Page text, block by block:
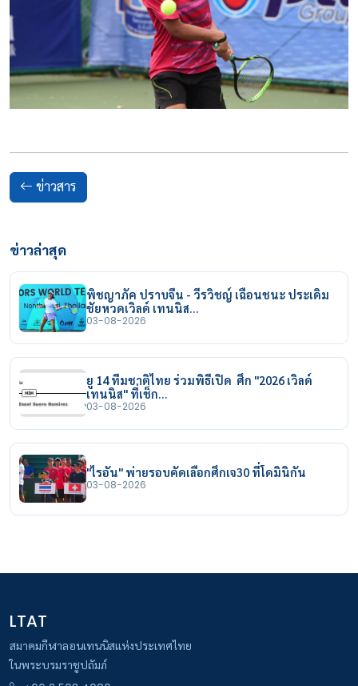
ข่าวสาร
ข่าวล่าสุด
พิชญาภัค ปราบจีน - วีรวิชญ์ เฉือนชนะ ประเดิม
ชัยหวดเวิลด์ เทนนิส…
03-08-2026
ยู 14 ทีมชาติไทย ร่วมพิธีเปิด ศึก "2026 เวิลด์
เทนนิส" ที่เช็ก…
03-08-2026
"ไรอัน" พ่ายรอบคัดเลือกศึกเจ30 ที่โดมินิกัน
03-08-2026
LTAT
สมาคมกีฬาลอนเทนนิสแห่งประเทศไทย
ในพระบรมราชูปถัมภ์